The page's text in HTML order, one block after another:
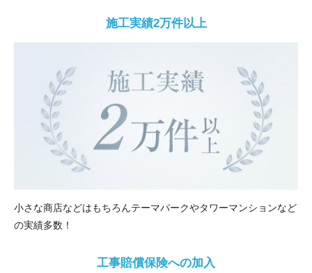
施工実績2万件以上
小さな商店などはもちろんテーマパークやタワーマンションなど
の実績多数！
工事賠償保険への加入